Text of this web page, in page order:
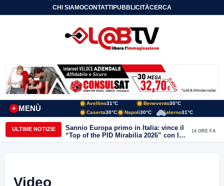
CHI SIAMOCONTATTIPUBBLICITÀCERCA
MENÙ
+
Avellino31°C Benevento30°C
Caserta30°C Napoli30°C Salerno31°C
ULTIME NOTIZIE
Sannio Europa primo in Italia: vince il
“Top of the PID Mirabilia 2026” con la
realtà virtuale nei musei del Sannio
14 ORE FA
Video